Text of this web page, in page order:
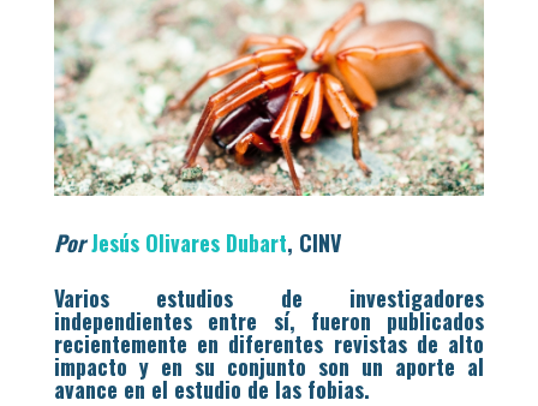
PorJesús Olivares Dubart, CINV
Varios estudios de investigadores
independientes entre sí, fueron publicados
recientemente en diferentes revistas de alto
impacto y en su conjunto son un aporte al
avance en el estudio de las fobias.